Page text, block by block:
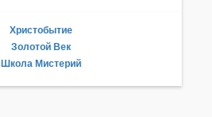
Христобытие
Золотой Век
Школа Мистерий